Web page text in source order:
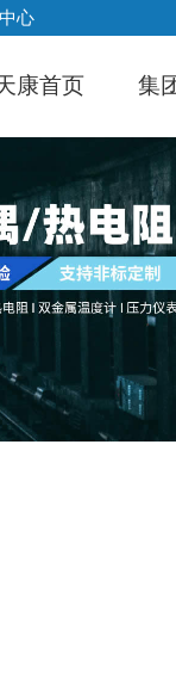
心
康首页 集